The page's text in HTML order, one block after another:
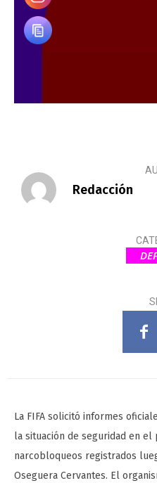
Redacción
La FIFA solicitó informes
la situación de seguridad en
narcobloqueos registrados
Oseguera Cervantes. El